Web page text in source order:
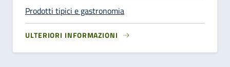
Prodotti tipici e gastronomia
ULTERIORI INFORMAZIONI